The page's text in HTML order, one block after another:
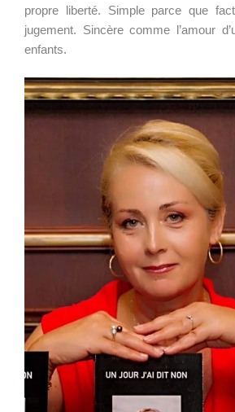
! »
propre liberté. Simple parce que
jugement. Sincère comme l’amour
enfants.